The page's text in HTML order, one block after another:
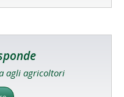
agli agricoltori